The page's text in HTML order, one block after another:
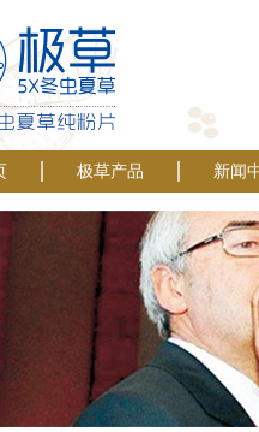
极草产品 新闻